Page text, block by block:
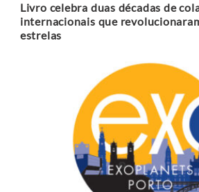
Livro celebra duas décadas de
internacionais que
estrelas